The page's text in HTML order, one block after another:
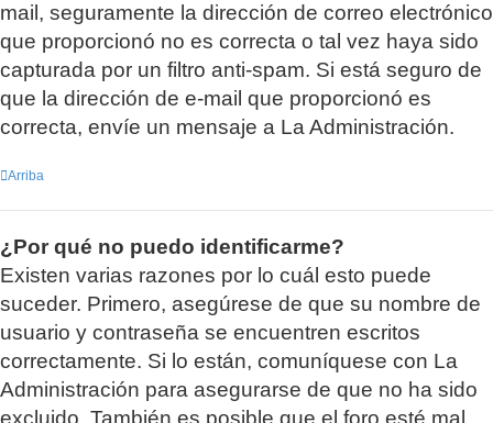
mail, seguramente la dirección de correo electrónico
que proporcionó no es correcta o tal vez haya sido
capturada por un filtro anti-spam. Si está seguro de
que la dirección de e-mail que proporcionó es
correcta, envíe un mensaje a La Administración.
Arriba
¿Por qué no puedo identificarme?
Existen varias razones por lo cuál esto puede
suceder. Primero, asegúrese de que su nombre de
usuario y contraseña se encuentren escritos
correctamente. Si lo están, comuníquese con La
Administración para asegurarse de que no ha sido
excluido. También es posible que el foro esté mal